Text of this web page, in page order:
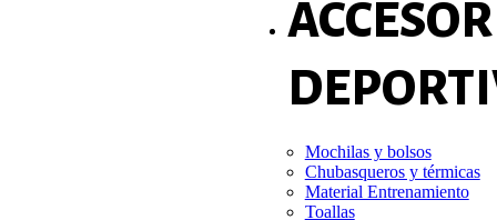
Mochilas y bolsos
Chubasqueros y térmicas
Material Entrenamiento
Toallas